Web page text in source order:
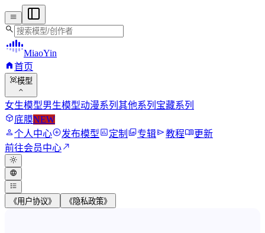
menu
search
MiaoYin
home首页
view_in_ar模型
expand_more
女生模型男生模型动漫系列 其他系列 宝藏系列
deployed_code底膜NEW
person个人中心add_circle发布模型assessment定制 photo_library专辑send教程menu_book更新
前往会员中心north_east
light_mode
language
format_list_bulleted
《用户协议》 《隐私政策》